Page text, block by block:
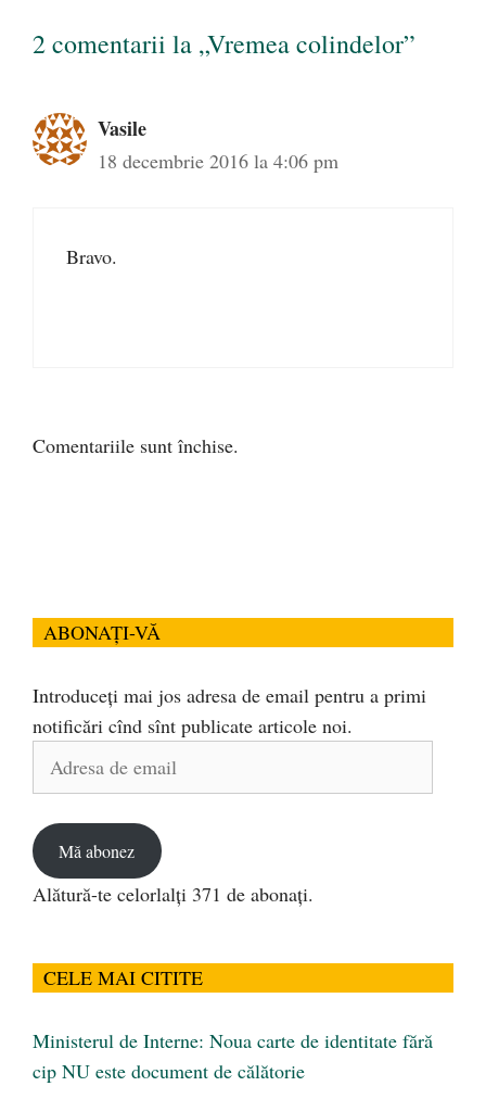
2 comentarii la „Vremea colindelor”
Vasile
18 decembrie 2016 la 4:06 pm
Bravo.
Comentariile sunt închise.
ABONAȚI-VĂ
Introduceți mai jos adresa de email pentru a primi
notificări cînd sînt publicate articole noi.
Adresa
Mă abonez
Alătură-te celorlalți 371 de abonați.
CELE MAI CITITE
Ministerul de Interne: Noua carte de identitate fără
cip NU este document de călătorie